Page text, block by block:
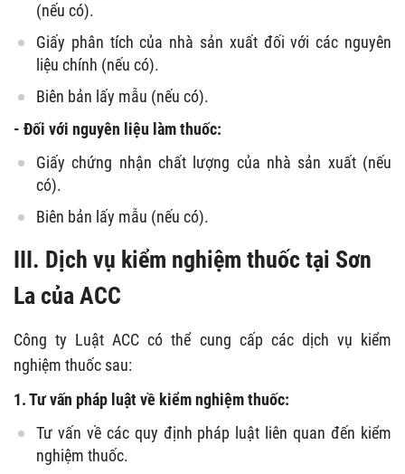
(nếu có).
Giấy phân tích của nhà sản xuất đối với các nguyên
liệu chính (nếu có).
Biên bản lấy mẫu (nếu có).
- Đối với nguyên liệu làm thuốc:
Giấy chứng nhận chất lượng của nhà sản xuất (nếu
có).
Biên bản lấy mẫu (nếu có).
III. Dịch vụ kiểm nghiệm thuốc tại Sơn
La của ACC
Công ty Luật ACC có thể cung cấp các dịch vụ kiểm
nghiệm thuốc sau:
1. Tư vấn pháp luật về kiểm nghiệm thuốc:
Tư vấn về các quy định pháp luật liên quan đến kiểm
nghiệm thuốc.